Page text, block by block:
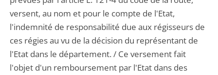
versent, au nom et pour le compte de l'Etat,
l'indemnité de responsabilité due aux régisseurs de
ces régies au vu de la décision du représentant de
l'Etat dans le département. / Ce versement fait
l'objet d'un remboursement par l'Etat dans des